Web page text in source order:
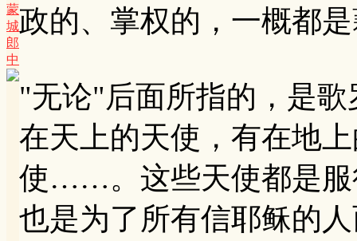
蒙
城
郎
中
政的、掌权的，一概都
"无论"后面所指的，是
在天上的天使，有在地
使……。这些天使都是服
也是为了所有信耶稣的